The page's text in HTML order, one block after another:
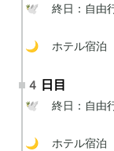
🕊 終日：自由
🌙 ホテル宿泊
4日目
🕊 終日：自由
🌙 ホテル宿泊